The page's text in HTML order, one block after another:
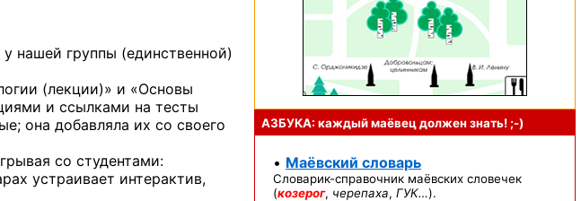
нашей группы (единственной)
(лекции)» и «Основы
и ссылками на тесты
она добавляла их со своего
со студентами:
устраивает интерактив,
АЗБУКА: каждый маёвец должензнать! ;-)
• Маёвский словарь
Словарик-справочник маёвских словечек
(козерог, черепаха, ГУК…).